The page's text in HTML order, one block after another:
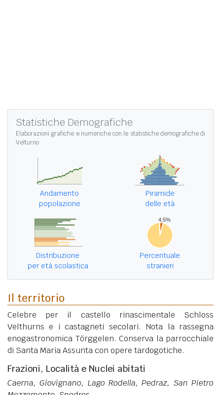
Statistiche Demografiche
Elaborazioni grafiche e numeriche con le statistiche demografiche di
Velturno
Andamento
popolazione
Piramide
delle età
Distribuzione
per età scolastica
Percentuale
stranieri
Il territorio
Celebre per il castello rinascimentale Schloss
Velthurns e i castagneti secolari. Nota la rassegna
enogastronomica Törggelen. Conserva la parrocchiale
di Santa Maria Assunta con opere tardogotiche.
Frazioni, Località e Nuclei abitati
Caerna, Giovignano, Lago Rodella, Pedraz, San Pietro